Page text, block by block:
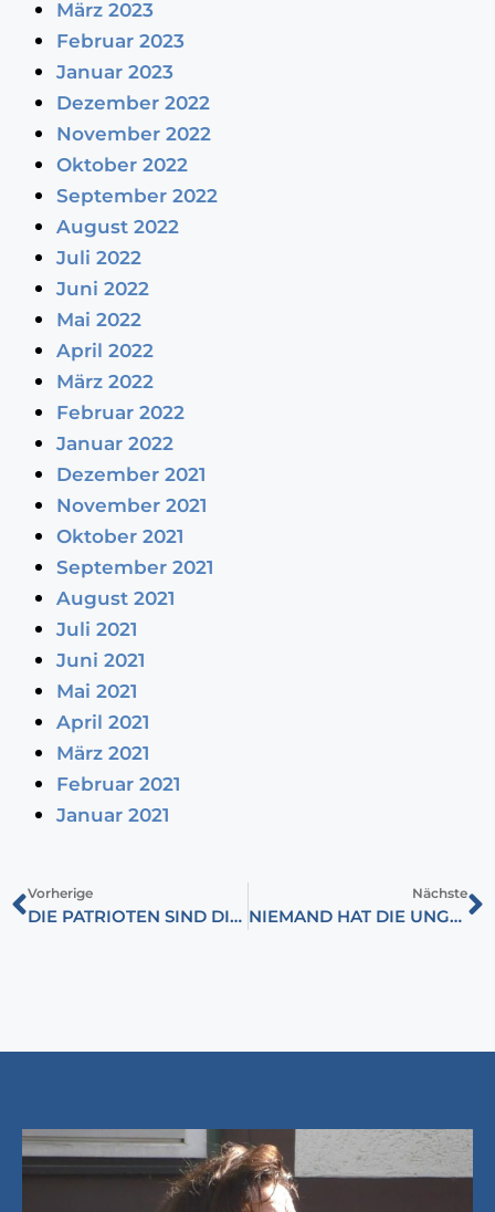
März 2023
Februar 2023
Januar 2023
Dezember 2022
November 2022
Oktober 2022
September 2022
August 2022
Juli 2022
Juni 2022
Mai 2022
April 2022
März 2022
Februar 2022
Januar 2022
Dezember 2021
November 2021
Oktober 2021
September 2021
August 2021
Juli 2021
Juni 2021
Mai 2021
April 2021
März 2021
Februar 2021
Januar 2021
Vorherige
DIE PATRIOTEN SIND DIE NEUE REALITÄT
Nächste
NIEMAND HAT DIE UNGARN GEFRAGT